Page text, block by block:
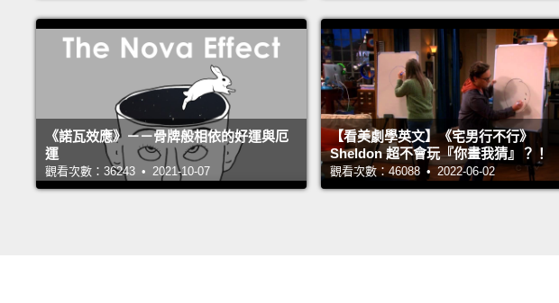
《諾瓦效應》－－骨牌般相依的好運與厄
運
觀看次數：36243 • 2021-10-07
【看美劇學英文】《宅男行不行》
Sheldon 超不會玩『你畫我猜』？！
觀看次數：46088 • 2022-06-02